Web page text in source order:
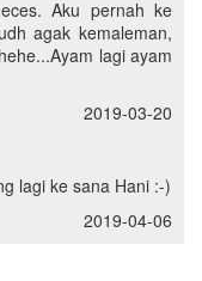
Aku pernah ke
agak kemaleman,
lagi ayam
2019-03-20
lagi ke sana Hani :-)
2019-04-06